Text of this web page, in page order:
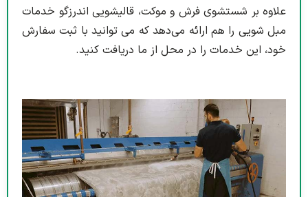
علاوه بر شستشوی فرش و موکت، قالیشویی اندرزگو خدمات
مبل شویی را هم ارائه می‌دهد که می توانید با ثبت سفارش
خود، این خدمات را در محل از ما دریافت کنید.